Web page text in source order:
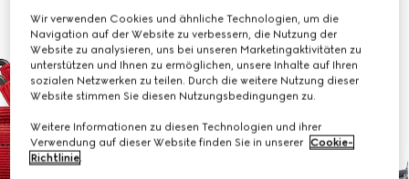
Wir verwenden Cookies und ähnliche Technologien, um die
Navigation auf der Website zu verbessern, die Nutzung der
Website zu analysieren, uns bei unseren Marketingaktivitäten zu
unterstützen und Ihnen zu ermöglichen, unsere Inhalte auf Ihren
sozialen Netzwerken zu teilen. Durch die weitere Nutzung dieser
Website stimmen Sie diesen Nutzungsbedingungen zu.
Weitere Informationen zu diesen Technologien und ihrer
Verwendung auf dieser Website finden Sie in unserer Cookie-
Richtlinie.